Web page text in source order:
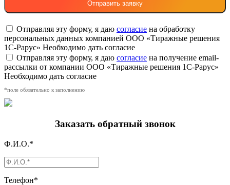
Отправляя эту форму, я даю согласие на обработку
персональных данных компанией ООО «Тиражные решения
1С-Рарус» Необходимо дать согласие
Отправляя эту форму, я даю согласие на получение email-
рассылки от компании ООО «Тиражные решения 1С-Рарус»
Необходимо дать согласие
*поле обязательно к заполнению
Заказать обратный звонок
Ф.И.О.*
Телефон*